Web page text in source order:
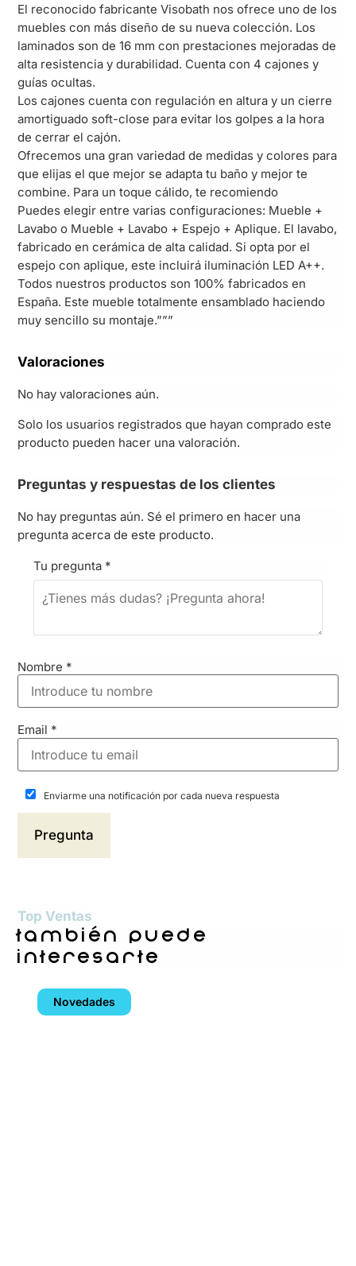
El reconocido fabricante Visobath nos ofrece uno de los
muebles con más diseño de su nueva colección. Los
laminados son de 16 mm con prestaciones mejoradas de
alta resistencia y durabilidad. Cuenta con 4 cajones y
guías ocultas.
Los cajones cuenta con regulación en altura y un cierre
amortiguado soft-close para evitar los golpes a la hora
de cerrar el cajón.
Ofrecemos una gran variedad de medidas y colores para
que elijas el que mejor se adapta tu baño y mejor te
combine. Para un toque cálido, te recomiendo
Puedes elegir entre varias configuraciones: Mueble +
Lavabo o Mueble + Lavabo + Espejo + Aplique. El lavabo,
fabricado en cerámica de alta calidad. Si opta por el
espejo con aplique, este incluirá iluminación LED A++.
Todos nuestros productos son 100% fabricados en
España. Este mueble totalmente ensamblado haciendo
muy sencillo su montaje.”””
Valoraciones
No hay valoraciones aún.
Solo los usuarios registrados que hayan comprado este
producto pueden hacer una valoración.
Preguntas y respuestas de los clientes
No hay preguntas aún. Sé el primero en hacer una
pregunta acerca de este producto.
Tu pregunta *
Nombre *
Email *
Enviarme una notificación por cada nueva respuesta
Top Ventas
también puede
interesarte
Novedades